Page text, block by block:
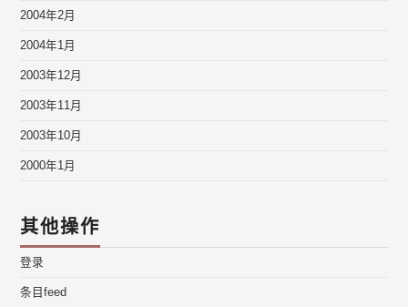
2004年2月
2004年1月
2003年12月
2003年11月
2003年10月
2000年1月
其他操作
登录
条目feed